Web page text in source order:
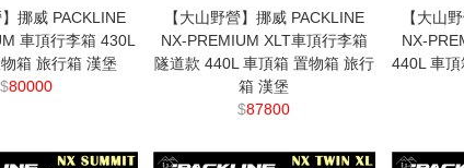
】挪威 PACKLINE
車頂行李箱 430L
箱 旅行箱 漢堡
$80000
【大山野營】挪威 PACKLINE
NX-PREMIUM XLT車頂行李箱
隧道款 440L 車頂箱 置物箱 旅行
箱 漢堡
$87800
【大山
NX-
440L 車